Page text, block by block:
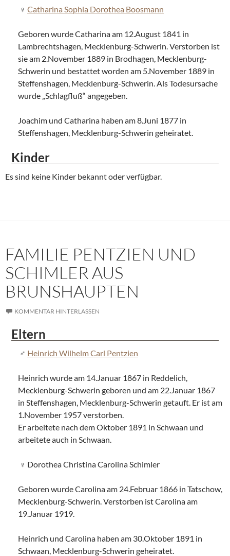
Catharina Sophia Dorothea Boosmann
Geboren wurde Catharina am 12.August 1841 in
Lambrechtshagen, Mecklenburg-Schwerin. Verstorben ist
sie am 2.November 1889 in Brodhagen, Mecklenburg-
Schwerin und bestattet worden am 5.November 1889 in
Steffenshagen, Mecklenburg-Schwerin. Als Todesursache
wurde „Schlagfluß“ angegeben.
Joachim und Catharina haben am 8.Juni 1877 in
Steffenshagen, Mecklenburg-Schwerin geheiratet.
Kinder
Es sind keine Kinder bekannt oder verfügbar.
FAMILIE PENTZIEN UND
SCHIMLER AUS
BRUNSHAUPTEN
KOMMENTAR HINTERLASSEN
Eltern
Heinrich Wilhelm Carl Pentzien
Heinrich wurde am 14.Januar 1867 in Reddelich,
Mecklenburg-Schwerin geboren und am 22.Januar 1867
in Steffenshagen, Mecklenburg-Schwerin getauft. Er ist am
1.November 1957 verstorben.
Er arbeitete nach dem Oktober 1891 in Schwaan und
arbeitete auch in Schwaan.
Dorothea Christina Carolina Schimler
Geboren wurde Carolina am 24.Februar 1866 in Tatschow,
Mecklenburg-Schwerin. Verstorben ist Carolina am
19.Januar 1919.
Heinrich und Carolina haben am 30.Oktober 1891 in
Schwaan, Mecklenburg-Schwerin geheiratet.